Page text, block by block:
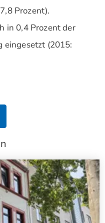
Prozent).
in 0,4 Prozent der
eingesetzt (2015: